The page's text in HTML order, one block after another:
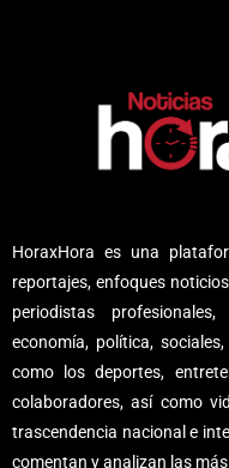
HoraxHora es una
reportajes, enfoques
periodistas
economía, política,
como los deportes,
colaboradores, así como
trascendencia nacional e
comentan y analizan las